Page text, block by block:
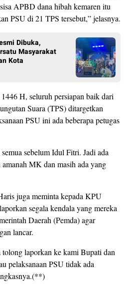
APBD dana hibah kemaren itu
PSU di 21 TPS tersebut,” jelasnya.
Dibuka,
Masyarakat
Kota
H, seluruh persiapan baik dari
Suara (TPS) ditargetkan
PSU ini ada beberapa petugas
sebelum Idul Fitri. Jadi ada
MK dan masih ada yang
juga meminta kepada KPU
segala kendala yang mereka
Daerah (Pemda) agar
lancar.
tolong laporkan ke kami Bupati dan
pelaksanaan PSU tidak ada
Zom Meting PSU Bupati Bungo